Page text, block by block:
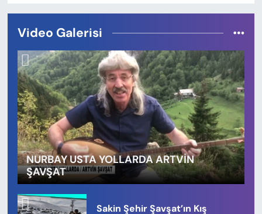
Video Galerisi
NURBAY USTA YOLLARDA ARTVİN
ŞAVŞAT
Sakin Şehir Şavşat’ın Kış